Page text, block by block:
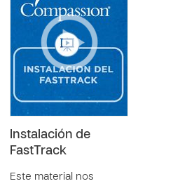
Instalación de
FastTrack
Este material nos